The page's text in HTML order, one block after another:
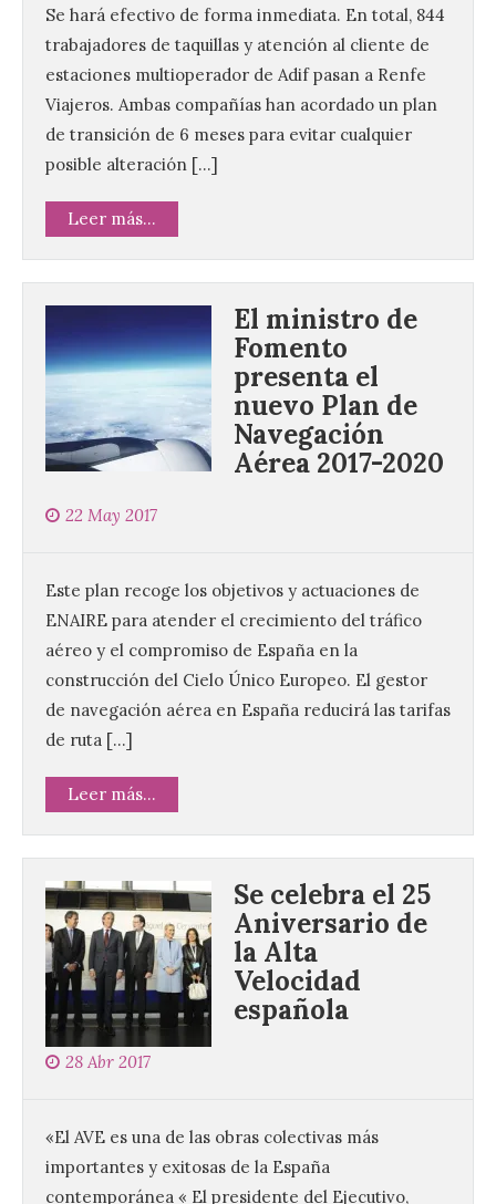
Se hará efectivo de forma inmediata. En total, 844
trabajadores de taquillas y atención al cliente de
estaciones multioperador de Adif pasan a Renfe
Viajeros. Ambas compañías han acordado un plan
de transición de 6 meses para evitar cualquier
posible alteración […]
Leer más...
El ministro de
Fomento
presenta el
nuevo Plan de
Navegación
Aérea 2017-2020
22 May 2017
Este plan recoge los objetivos y actuaciones de
ENAIRE para atender el crecimiento del tráfico
aéreo y el compromiso de España en la
construcción del Cielo Único Europeo. El gestor
de navegación aérea en España reducirá las tarifas
de ruta […]
Leer más...
Se celebra el 25
Aniversario de
la Alta
Velocidad
española
28 Abr 2017
«El AVE es una de las obras colectivas más
importantes y exitosas de la España
contemporánea « El presidente del Ejecutivo,